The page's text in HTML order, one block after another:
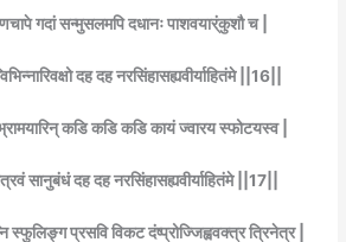
गदां सन्मुसलमपि दधानः पाशवयार्ंकुशौ च |
दह दह नरसिंहासह्यवीर्याहितंमे ||16||
कडि कडि कडि कायं ज्वारय स्फोटयस्व |
सानुबंधं दह दह नरसिंहासह्यवीर्याहितंमे ||17||
स्फुलिङ्ग प्रसवि विकट दंष्प्रोज्जिह्ववक्त्र त्रिनेत्र |